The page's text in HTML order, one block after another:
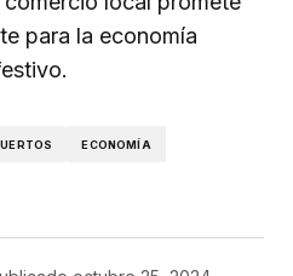
para la economía
ECONOMÍA